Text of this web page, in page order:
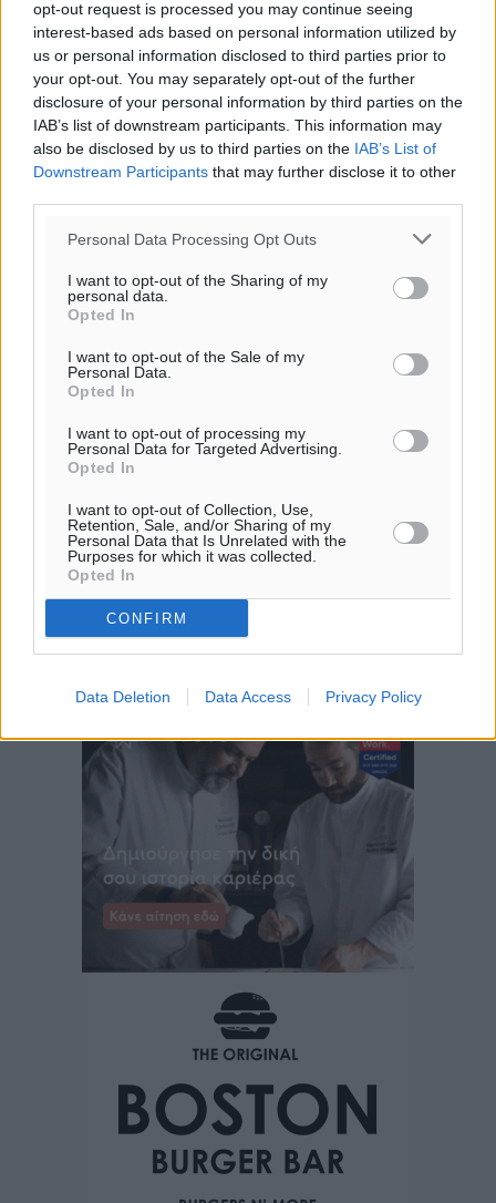
opt-out request is processed you may continue seeing
interest-based ads based on personal information utilized by
us or personal information disclosed to third parties prior to
your opt-out. You may separately opt-out of the further
disclosure of your personal information by third parties on the
IAB’s list of downstream participants. This information may
also be disclosed by us to third parties on the IAB’s List of
Downstream Participants that may further disclose it to other
Personal Data Processing Opt Outs
I want to opt-out of the Sharing of my
personal data.
Opted In
I want to opt-out of the Sale of my
Personal Data.
Opted In
I want to opt-out of processing my
Personal Data for Targeted Advertising.
Opted In
I want to opt-out of Collection, Use,
Retention, Sale, and/or Sharing of my
Personal Data that Is Unrelated with the
Purposes for which it was collected.
Opted In
CONFIRM
Data Deletion Data Access Privacy Policy
ιστοσελίδες είναι απαραίτητη η χρήση του παρακάτω
παρεχόμενου συνδέσμου παραπομπής προς το άρθρο
της Δημοκρατικής.
αίθριος καιρός
27°
πρόγνωση:
°
28°